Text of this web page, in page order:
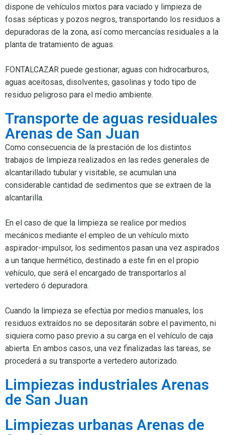
dispone de vehículos mixtos para vaciado y limpieza de
fosas sépticas y pozos negros, transportando los residuos a
depuradoras de la zona, así como mercancías residuales a la
planta de tratamiento de aguas.
FONTALCAZAR puede gestionar; aguas con hidrocarburos,
aguas aceitosas, disolventes, gasolinas y todo tipo de
residuo peligroso para el medio ambiente.
Transporte de aguas residuales
Arenas de San Juan
Como consecuencia de la prestación de los distintos
trabajos de limpieza realizados en las redes generales de
alcantarillado tubular y visitable, se acumulan una
considerable cantidad de sedimentos que se extraen de la
alcantarilla.
En el caso de que la limpieza se realice por medios
mecánicos mediante el empleo de un vehículo mixto
aspirador-impulsor, los sedimentos pasan una vez aspirados
a un tanque hermético, destinado a este fin en el propio
vehículo, que será el encargado de transportarlos al
vertedero ó depuradora.
Cuando la limpieza se efectúa por medios manuales, los
residuos extraídos no se depositarán sobre el pavimento, ni
siquiera como paso previo a su carga en el vehículo de caja
abierta. En ambos casos, una vez finalizadas las tareas, se
procederá a su transporte a vertedero autorizado.
Limpiezas industriales Arenas
de San Juan
Limpiezas urbanas Arenas de